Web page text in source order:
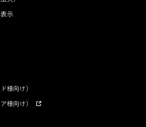
示
様向け）
様向け）